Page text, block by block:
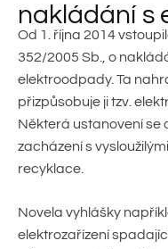
nakládání s
Od 1. října 2014
352/2005 Sb., o
elektroodpady. Ta
přizpůsobuje ji tzv.
Některá ustanovení se
zacházení s
recyklace.
Novela vyhlášky
elektrozařízení